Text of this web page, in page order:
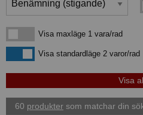
Visa maxläge 1 vara/rad
Visa maxläge 1 vara/rad
Visa standardlägeVisa standardläge 2 varor/rad
60 produkter som matchar din